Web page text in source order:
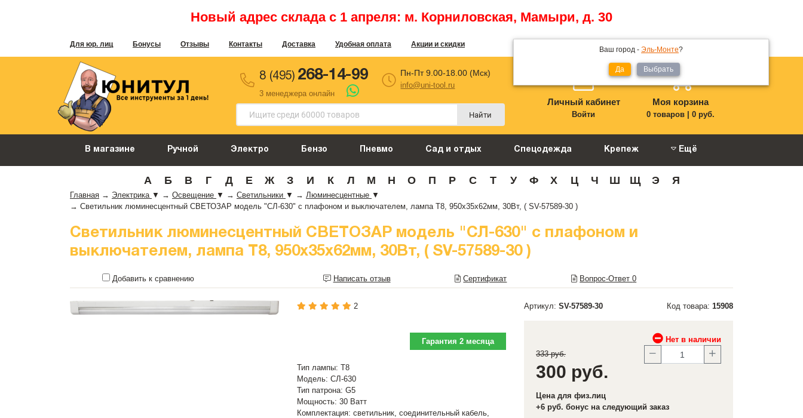
Новый адрес склада с 1 апреля: м. Корниловская, Мамыри, д. 30
Для юр. лиц Бонусы Отзывы Контакты Доставка Удобная оплата Акции и скидки
Ваш город - Эль-Монте?
Да Выбрать
8 (495) 268-14-99
3 менеджера онлайн
Пн-Пт 9.00-18.00 (Мск)
info@uni-tool.ru
Найти
Личный кабинет
Войти
Моя корзина
0 товаров| 0 руб.
В магазине Ручной Электро Бензо Пневмо Сад и отдых Спецодежда Крепеж Ещё
А Б В Г Д Е Ж З И К Л М Н О П Р С Т У Ф Х Ц Ч Ш Щ Э Я
Главная → Электрика ▼ → Освещение ▼ → Светильники ▼ → Люминесцентные ▼
→ Светильник люминесцентный СВЕТОЗАР модель "СЛ-630" с плафоном и выключателем, лампа Т8, 950x35x62мм, 30Вт, ( SV-57589-30 )
Светильник люминесцентный СВЕТОЗАР модель "СЛ-630" с плафоном и
выключателем, лампа Т8, 950x35x62мм, 30Вт, ( SV-57589-30 )
Добавить к сравнению Написать отзыв Сертификат Вопрос-Ответ0
2 Артикул: SV-57589-30 Код товара: 15908
Гарантия 2 месяца
Тип лампы: Т8
Модель: СЛ-630
Тип патрона: G5
Мощность: 30 Ватт
Комплектация: светильник, соединительный кабель,
Нет в наличии
333 руб.
300 руб.
Цена для физ.лиц
+6 руб. бонус на следующий заказ